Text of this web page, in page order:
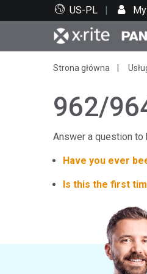
US-PL
Top produkty
Druk i
Wsparcie
Zasoby
Strona główna
962/
Answer a question to
Have you ever
Is this the first